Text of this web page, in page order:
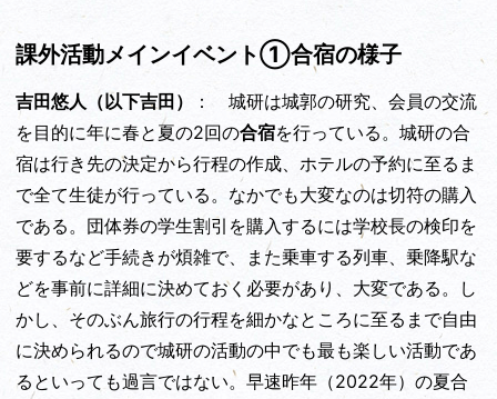
課外活動メインイベント①合宿の様子
吉田悠人（以下吉田）
： 城研は城郭の研究、会員の交流
を目的に年に春と夏の2回の合宿を行っている。城研の合
宿は行き先の決定から行程の作成、ホテルの予約に至るま
で全て生徒が行っている。なかでも大変なのは切符の購入
である。団体券の学生割引を購入するには学校長の検印を
要するなど手続きが煩雑で、また乗車する列車、乗降駅な
どを事前に詳細に決めておく必要があり、大変である。し
かし、そのぶん旅行の行程を細かなところに至るまで自由
に決められるので城研の活動の中でも最も楽しい活動であ
るといっても過言ではない。早速昨年（2022年）の夏合